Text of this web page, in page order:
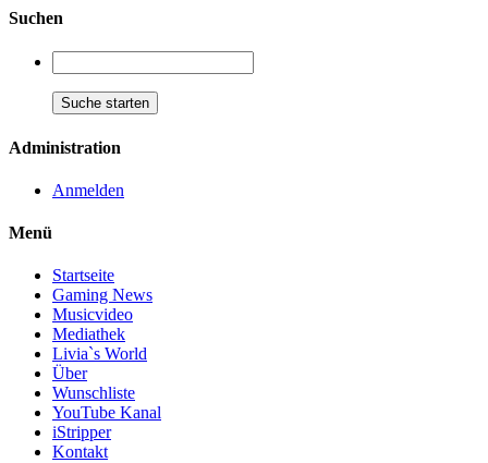
Suchen
Administration
Anmelden
Menü
Startseite
Gaming News
Musicvideo
Mediathek
Livia`s World
Über
Wunschliste
YouTube Kanal
iStripper
Kontakt